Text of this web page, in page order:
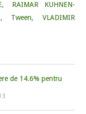
,
RAIMAR KUHNEN-
, Tween,
VLADIMIR
de 14.6% pentru